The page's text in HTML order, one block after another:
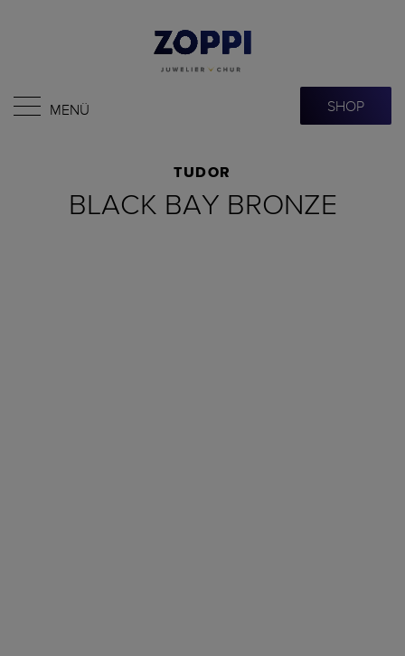
MENÜ SHOP
TUDOR
BLACK BAY BRONZE